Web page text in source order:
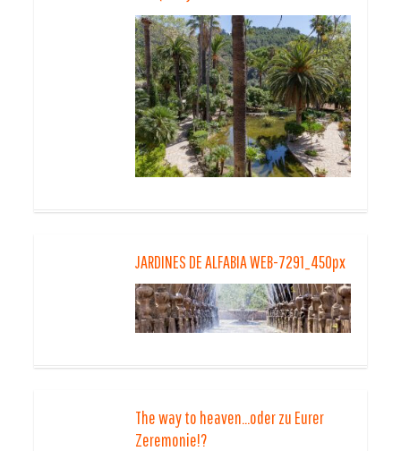
JARDINES DE ALFABIA WEB-7291_450px
The way to heaven…oder zu Eurer
Zeremonie!?